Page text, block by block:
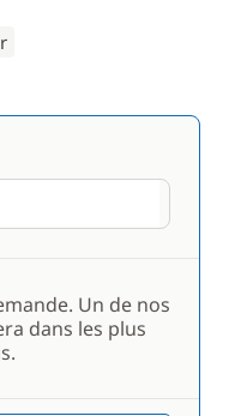
Un de nos
dans les plus